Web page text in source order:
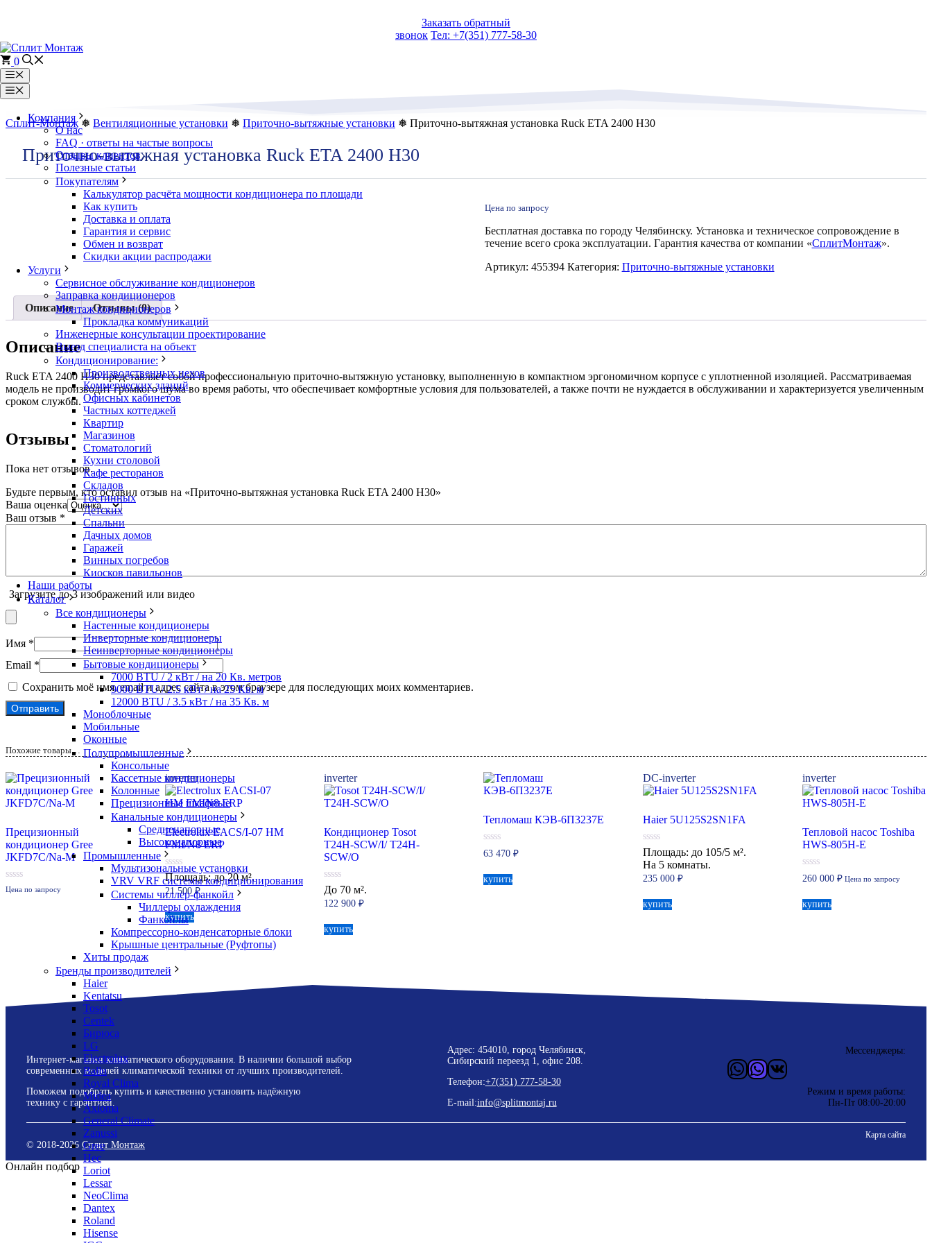
Заказать обратный
звонок Тел: +7(351) 777-58-30
0
Меню
Меню
Компания
О нас
FAQ · ответы на частые вопросы
Отзывы клиентов
Полезные статьи
Покупателям
Калькулятор расчёта мощности кондиционера по площади
Как купить
Доставка и оплата
Гарантия и сервис
Обмен и возврат
Скидки акции распродажи
Услуги
Сервисное обслуживание кондиционеров
Заправка кондиционеров
Монтаж кондиционеров
Прокладка коммуникаций
Инженерные консультации проектирование
Выезд специалиста на объект
Кондиционирование:
Производственных цехов
Коммерческих зданий
Офисных кабинетов
Частных коттеджей
Квартир
Магазинов
Стоматологий
Кухни столовой
Кафе ресторанов
Складов
Гостинных
Детских
Спальни
Дачных домов
Гаражей
Винных погребов
Киосков павильонов
Наши работы
Каталог
Все кондиционеры
Настенные кондиционеры
Инверторные кондиционеры
Неинверторные кондиционеры
Бытовые кондиционеры
7000 BTU / 2 кВт / на 20 Кв. метров
9000 BTU / 2.5 кВт / на 25 Кв. м
12000 BTU / 3.5 кВт / на 35 Кв. м
Моноблочные
Мобильные
Оконные
Полупромышленные
Консольные
Кассетные кондиционеры
Колонные
Прецизионные шкафные
Канальные кондиционеры
Средненапорные
Высоконапорные
Промышленные
Мультизональные установки
VRV VRF системы кондиционирования
Системы чиллер-фанкойл
Чиллеры охлаждения
Фанкойлы
Компрессорно-конденсаторные блоки
Крышные центральные (Руфтопы)
Хиты продаж
Бренды производителей
Haier
Kentatsu
Tosot
Centek
Бирюса
LG
Electrolux
Ballu
Royal Clima
Midea
Axioma
General Climate
Zanussi
Gree
Hec
Loriot
Lessar
NeoClima
Dantex
Roland
Hisense
Сплит-Монтаж❅ Вентиляционные установки ❅ Приточно-вытяжные установки ❅ Приточно-вытяжная установка Ruck ETA 2400 H30
Приточно-вытяжная установка Ruck ETA 2400 H30
Цена по запросу
Бесплатная доставка по городу Челябинску. Установка и техническое сопровождение в
течение всего срока эксплуатации. Гарантия качества от компании «СплитМонтаж».
Артикул: 455394 Категория: Приточно-вытяжные установки
Описание Отзывы (0)
Описание
Ruck ETA 2400 H30 представляет собой профессиональную приточно-вытяжную установку, выполненную в компактном эргономичном корпусе с уплотненной изоляцией. Рассматриваемая
модель не производит громкого шума во время работы, что обеспечивает комфортные условия для пользователей, а также почти не нуждается в обслуживании и характеризуется увеличенным
сроком службы.
Отзывы
Пока нет отзывов.
Будьте первым, кто оставил отзыв на «Приточно-вытяжная установка Ruck ETA 2400 H30»
Ваша оценка
Ваш отзыв *
Загрузите до 3 изображений или видео
Имя *
Email *
Сохранить моё имя, email и адрес сайта в этом браузере для последующих моих комментариев.
Похожие товары…
Прецизионный
кондиционер Gree
JKFD7C/Na-M
0
Цена по запросу
inverter
Electrolux EACS/I-07 HM
FMI/N8 ERP
0
из
5
Площадь: до 20 м².
21 500₽
купить
inverter
Кондиционер Tosot
T24H-SCW/I/ T24H-
SCW/O
0
из
5
До 70 м².
122 900₽
купить
Тепломаш КЭВ-6П3237Е
0
из
63 470₽
купить
DC-inverter
Haier 5U125S2SN1FA
0
из
5
Площадь: до 105/5 м².
На 5 комнаты.
235 000 ₽
купить
inverter
Тепловой насос Toshiba
HWS-805H-E
0
из
260 000 ₽Цена по запросу
купить
Интернет-магазин климатического оборудования. В наличии большой выбор
современных моделей климатической техники от лучших производителей.
Поможем подобрать купить и качественно установить надёжную
технику с гарантией.
Адрес: 454010, город Челябинск,
Сибирский переезд 1, офис 208.
Телефон:+7(351) 777-58-30
E-mail:info@splitmontaj.ru
Мессенджеры:
WhatsApp
ViderВКонтакте
Режим и время работы:
Пн-Пт 08:00-20:00
© 2018-2026 Сплит Монтаж
Карта сайта
Онлайн подбор